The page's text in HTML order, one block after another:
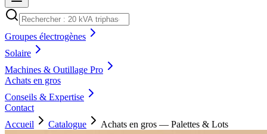
Groupes électrogènes
Solaire
Machines & Outillage Pro
Achats en gros
Conseils & Expertise
Contact
Accueil
Catalogue Achats en gros — Palettes & Lots